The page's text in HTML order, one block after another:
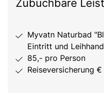
Zubuchbare
Myvatn Naturbad
Eintritt und
85,- pro Person
Reiseversicherung